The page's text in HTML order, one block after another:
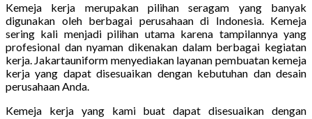
Kemeja kerja merupakan pilihan seragam yang banyak
digunakan oleh berbagai perusahaan di Indonesia. Kemeja
sering kali menjadi pilihan utama karena tampilannya yang
profesional dan nyaman dikenakan dalam berbagai kegiatan
kerja. Jakartauniform menyediakan layanan pembuatan kemeja
kerja yang dapat disesuaikan dengan kebutuhan dan desain
perusahaan Anda.
Kemeja kerja yang kami buat dapat disesuaikan dengan